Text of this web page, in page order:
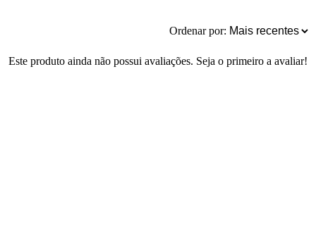
Ordenar por:
Este produto ainda não possui avaliações. Seja o primeiro a avaliar!